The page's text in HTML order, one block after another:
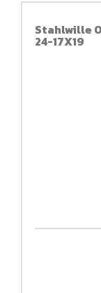
Stahlwille
24-17X19